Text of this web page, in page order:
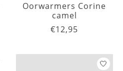
Oorwarmers Corine
camel
€12,95